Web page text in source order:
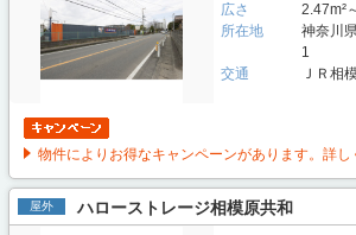
広さ
2.47m²
所在地
神奈川
1
交通
ＪＲ相
物件によりお得なキャンペーンがあります。詳し
屋外 ハローストレージ相模原共和